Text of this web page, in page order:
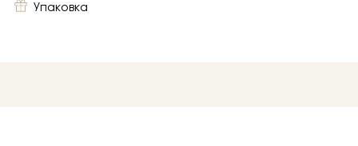
Упаковка